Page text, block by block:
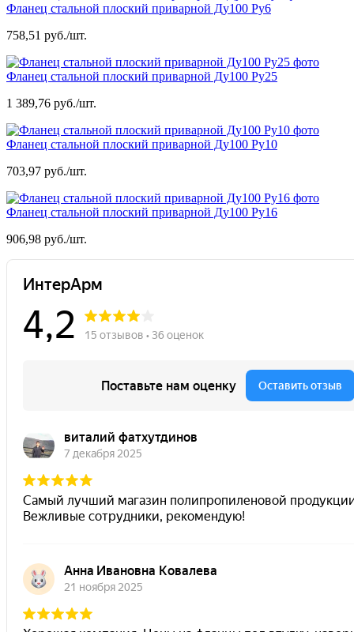
Фланец стальной плоский приварной Ду100 Ру6
758,51 руб./шт.
Фланец стальной плоский приварной Ду100 Ру25
1 389,76 руб./шт.
Фланец стальной плоский приварной Ду100 Ру10
703,97 руб./шт.
Фланец стальной плоский приварной Ду100 Ру16
906,98 руб./шт.